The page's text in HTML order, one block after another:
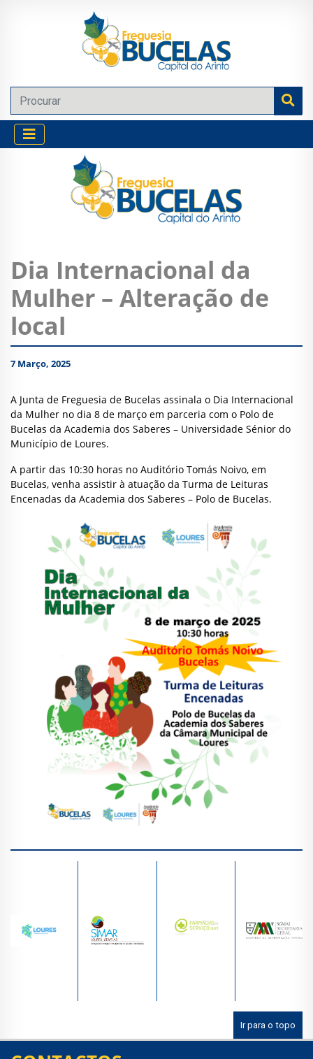
Dia Internacional da
Mulher – Alteração de
local
7 Março, 2025
A Junta de Freguesia de Bucelas assinala o Dia Internacional
da Mulher no dia 8 de março em parceria com o Polo de
Bucelas da Academia dos Saberes – Universidade Sénior do
Município de Loures.
A partir das 10:30 horas no Auditório Tomás Noivo, em
Bucelas, venha assistir à atuação da Turma de Leituras
Encenadas da Academia dos Saberes – Polo de Bucelas.
Ir para o topo